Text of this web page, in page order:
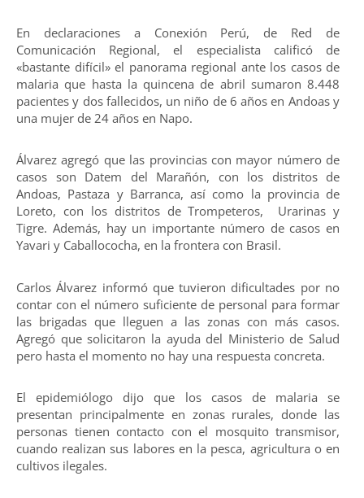
En declaraciones a Conexión Perú, de Red de
Comunicación Regional, el especialista calificó de
«bastante difícil» el panorama regional ante los casos de
malaria que hasta la quincena de abril sumaron 8.448
pacientes y dos fallecidos, un niño de 6 años en Andoas y
una mujer de 24 años en Napo.
Álvarez agregó que las provincias con mayor número de
casos son Datem del Marañón, con los distritos de
Andoas, Pastaza y Barranca, así como la provincia de
Loreto, con los distritos de Trompeteros, Urarinas y
Tigre. Además, hay un importante número de casos en
Yavari y Caballococha, en la frontera con Brasil.
Carlos Álvarez informó que tuvieron dificultades por no
contar con el número suficiente de personal para formar
las brigadas que lleguen a las zonas con más casos.
Agregó que solicitaron la ayuda del Ministerio de Salud
pero hasta el momento no hay una respuesta concreta.
El epidemiólogo dijo que los casos de malaria se
presentan principalmente en zonas rurales, donde las
personas tienen contacto con el mosquito transmisor,
cuando realizan sus labores en la pesca, agricultura o en
cultivos ilegales.